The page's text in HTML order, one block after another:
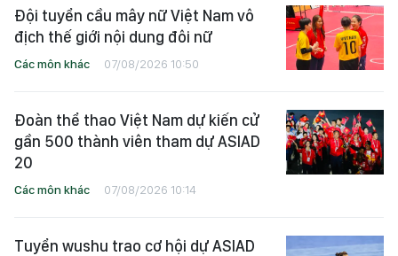
Đội tuyển cầu mây nữ Việt Nam vô
địch thế giới nội dung đôi nữ
Các môn khác 07/08/2026 10:50
Đoàn thể thao Việt Nam dự kiến cử
gần 500 thành viên tham dự ASIAD
20
Các môn khác 07/08/2026 10:14
Tuyển wushu trao cơ hội dự ASIAD